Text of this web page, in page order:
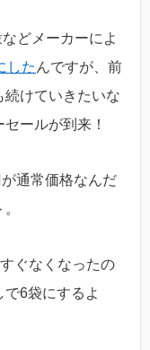
どメーカーによ
した んですが、前
続けていきたいな
ールが到来！
通常価格なんだ
ぐなくなったの
6袋にするよ